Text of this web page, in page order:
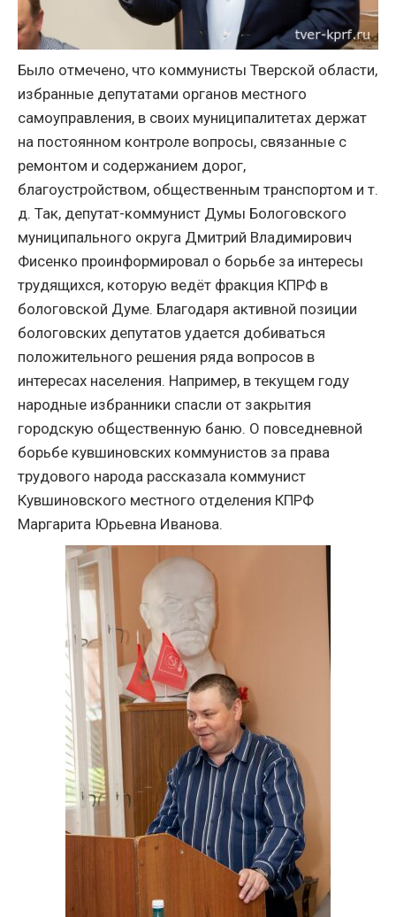
Было отмечено, что коммунисты Тверской области,
избранные депутатами органов местного
самоуправления, в своих муниципалитетах держат
на постоянном контроле вопросы, связанные с
ремонтом и содержанием дорог,
благоустройством, общественным транспортом и т.
д. Так, депутат-коммунист Думы Бологовского
муниципального округа Дмитрий Владимирович
Фисенко проинформировал о борьбе за интересы
трудящихся, которую ведёт фракция КПРФ в
бологовской Думе. Благодаря активной позиции
бологовских депутатов удается добиваться
положительного решения ряда вопросов в
интересах населения. Например, в текущем году
народные избранники спасли от закрытия
городскую общественную баню. О повседневной
борьбе кувшиновских коммунистов за права
трудового народа рассказала коммунист
Кувшиновского местного отделения КПРФ
Маргарита Юрьевна Иванова.